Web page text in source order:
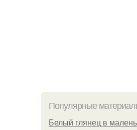
Популярные
Белый глянец в